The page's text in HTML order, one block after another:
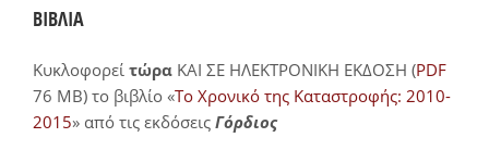
ΒΙΒΛΙΑ
Κυκλοφορεί τώρα ΚΑΙ ΣΕ ΗΛΕΚΤΡΟΝΙΚΗ ΕΚΔΟΣΗ (PDF
76 MB) το βιβλίο «Το Χρονικό της Καταστροφής: 2010-
2015» από τις εκδόσεις Γόρδιος